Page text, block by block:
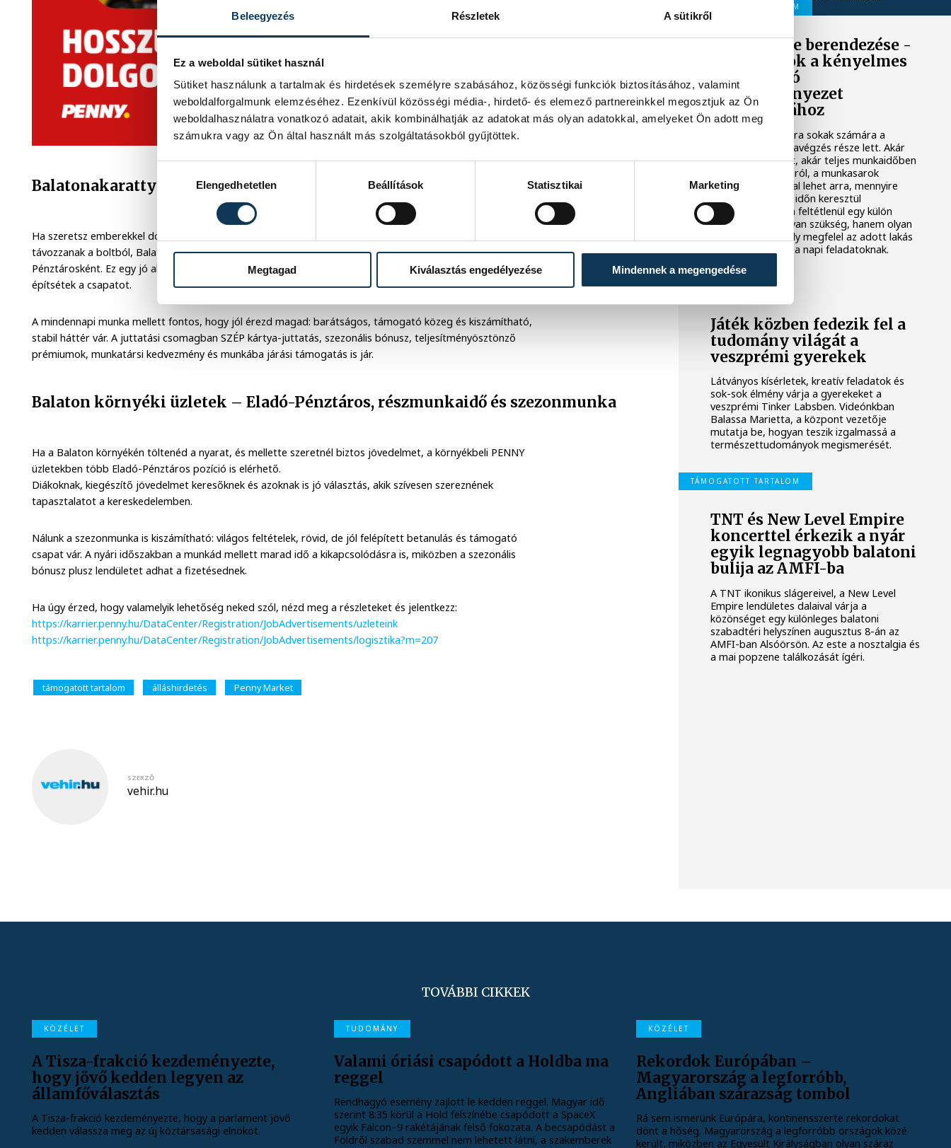
Beleegyezés Részletek A sütikről
Ez a weboldal sütiket használ
Sütiket használunk a tartalmak és hirdetések személyre szabásához, közösségi funkciók biztosításához, valamint
weboldalforgalmunk elemzéséhez. Ezenkívül közösségi média-, hirdető- és elemező partnereinkkel megosztjuk az Ön
weboldalhasználatra vonatkozó adatait, akik kombinálhatják az adatokat más olyan adatokkal, amelyeket Ön adott meg
számukra vagy az Ön által használt más szolgáltatásokból gyűjtöttek.
Elengedhetetlen
Beállítások Statisztikai Marketing
Megtagad Kiválasztás engedélyezése Mindennek a megengedése
Balatonakarattya – Várunk új üzletünkbe Eladó-Pénztárosként
Ha szeretsz emberekkel dolgozni, csapatjátékosnak érzed magad, és motivál, hogy a vevők jó élménnyel
távozzanak a boltból, Balatonakarattyán nyíló új PENNY üzletünk jó választás lehet számodra Eladó-
Pénztárosként. Ez egy jó alkalom arra, hogy a kezdetektől részese légy egy új bolt életének, és együtt
építsétek a csapatot.
A mindennapi munka mellett fontos, hogy jól érezd magad: barátságos, támogató közeg és kiszámítható,
stabil háttér vár. A juttatási csomagban SZÉP kártya-juttatás, szezonális bónusz, teljesítményösztönző
prémiumok, munkatársi kedvezmény és munkába járási támogatás is jár.
Balaton környéki üzletek – Eladó-Pénztáros, részmunkaidő és szezonmunka
Ha a Balaton környékén töltenéd a nyarat, és mellette szeretnél biztos jövedelmet, a környékbeli PENNY
üzletekben több Eladó-Pénztáros pozíció is elérhető.
Diákoknak, kiegészítő jövedelmet keresőknek és azoknak is jó választás, akik szívesen szereznének
tapasztalatot a kereskedelemben.
Nálunk a szezonmunka is kiszámítható: világos feltételek, rövid, de jól felépített betanulás és támogató
csapat vár. A nyári időszakban a munkád mellett marad idő a kikapcsolódásra is, miközben a szezonális
bónusz plusz lendületet adhat a fizetésednek.
Ha úgy érzed, hogy valamelyik lehetőség neked szól, nézd meg a részleteket és jelentkezz:
https://karrier.penny.hu/DataCenter/Registration/JobAdvertisements/uzleteink
https://karrier.penny.hu/DataCenter/Registration/JobAdvertisements/logisztika?m=207
támogatott tartalom álláshirdetés Penny Market
SZERZŐ
vehir.hu
TÁMOGATOTT TARTALOM
Home office berendezése -
Szempontok a kényelmes
és átlátható
munkakörnyezet
kialakításához
A home office mára sokak számára a
mindennapi munkavégzés része lett. Akár
heti néhány napot, akár teljes munkaidőben
dolgozunk otthonról, a munkasarok
kialakítása hatással lehet arra, mennyire
könnyű hosszabb időn keresztül
koncentrálni. Nem feltétlenül egy külön
dolgozószobára van szükség, hanem olyan
környezetre, amely megfelel az adott lakás
adottságainak és a napi feladatoknak.
KÖZÉLET
Játék közben fedezik fel a
tudomány világát a
veszprémi gyerekek
Látványos kísérletek, kreatív feladatok és
sok-sok élmény várja a gyerekeket a
veszprémi Tinker Labsben. Videónkban
Balassa Marietta, a központ vezetője
mutatja be, hogyan teszik izgalmassá a
természettudományok megismerését.
TÁMOGATOTT TARTALOM
TNT és New Level Empire
koncerttel érkezik a nyár
egyik legnagyobb balatoni
bulija az AMFI-ba
A TNT ikonikus slágereivel, a New Level
Empire lendületes dalaival várja a
közönséget egy különleges balatoni
szabadtéri helyszínen augusztus 8-án az
AMFI-ban Alsóörsön. Az este a nosztalgia és
a mai popzene találkozását ígéri.
TOVÁBBI CIKKEK
KÖZÉLET
A Tisza-frakció kezdeményezte,
hogy jövő kedden legyen az
államfőválasztás
A Tisza-frakció kezdeményezte, hogy a parlament jövő
kedden válassza meg az új köztársasági elnököt.
TUDOMÁNY
Valami óriási csapódott a Holdba ma
reggel
Rendhagyó esemény zajlott le kedden reggel. Magyar idő
szerint 8:35 körül a Hold felszínébe csapódott a SpaceX
egyik Falcon–9 rakétájának felső fokozata. A becsapódást a
Földről szabad szemmel nem lehetett látni, a szakemberek
KÖZÉLET
Rekordok Európában –
Magyarország a legforróbb,
Angliában szárazság tombol
Rá sem ismerünk Európára, kontinensszerte rekordokat
dönt a hőség. Magyarország a legforróbb országok közé
került, miközben az Egyesült Királyságban olyan száraz